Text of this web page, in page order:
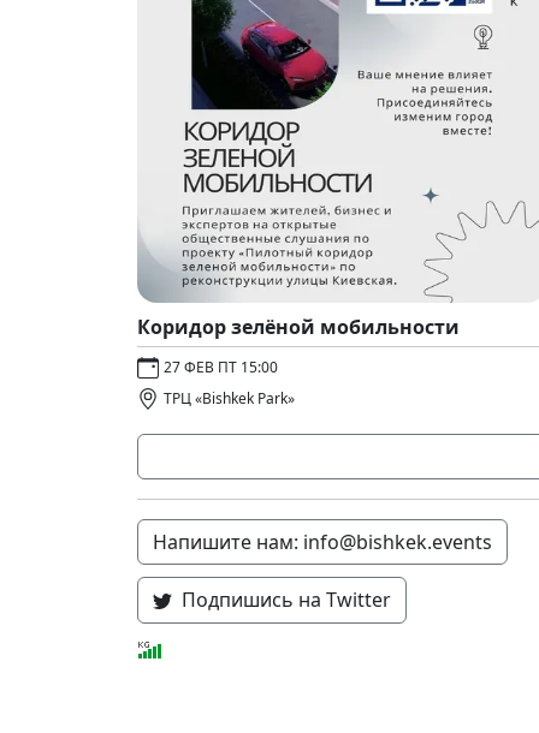
Коридор зелёной мобильности
27 ФЕВ ПТ 15:00
ТРЦ «Bishkek Park»
Напишите нам: info@bishkek.events
Подпишись на Twitter